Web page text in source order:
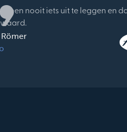
hen nooit iets uit te leggen en